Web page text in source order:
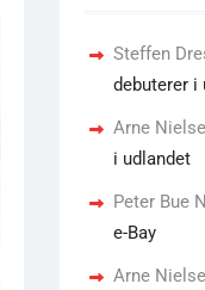
Steffen
debuterer i
Arne
i udlandet
Peter Bue
e-Bay
Arne